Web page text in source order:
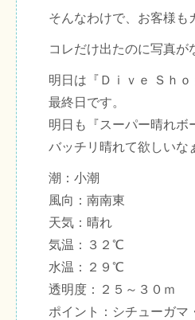
そんなわけで、お客様も
コレだけ出たのに写真が
明日は『Ｄｉｖｅ Ｓｈ
最終日です。
明日も『スーパー晴れ
バッチリ晴れて欲しいな
潮：小潮
風向：南南東
天気：晴れ
気温：３２℃
水温：２９℃
透明度：２５～３０ｍ
ポイント：シチューガマ